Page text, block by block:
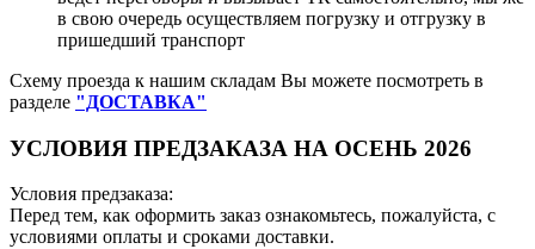
в свою очередь осуществляем погрузку и отгрузку в
пришедший транспорт
Схему проезда к нашим складам Вы можете посмотреть в
разделе "ДОСТАВКА"
УСЛОВИЯ ПРЕДЗАКАЗА НА ОСЕНЬ 2026
Условия предзаказа:
Перед тем, как оформить заказ ознакомьтесь, пожалуйста, с
условиями оплаты и сроками доставки.